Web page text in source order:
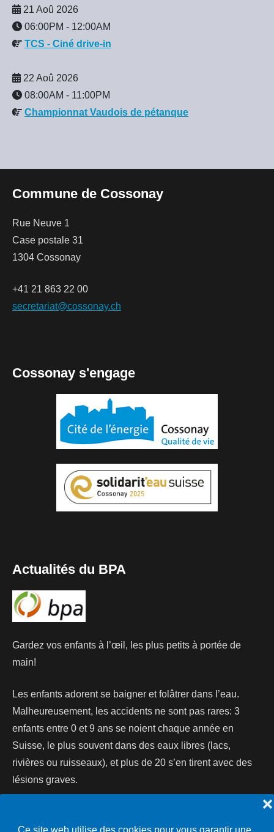
❌
21 Aoû 2026
06:00PM - 12:00AM
TCS - Ciné drive-in
22 Aoû 2026
08:00AM - 11:00PM
Championnat Vaudois de pétanque
Commune de Cossonay
Rue Neuve 1
Case postale 31
1304 Cossonay
+41 21 863 22 00
secretariat@cossonay.ch
Cossonay s'engage
Actualités du BPA
Gardez vos enfants à l’œil, les plus petits à portée de
main!
Les enfants adorent se baigner et folâtrer dans l’eau.
Malheureusement, les accidents ne sont pas rares: 3
enfants entre 0 et 9 ans se noient chaque année en
Suisse, le plus souvent dans des eaux libres (lacs,
rivières ou ruisseaux), et plus de 20 s’en tirent avec des
lésions graves.